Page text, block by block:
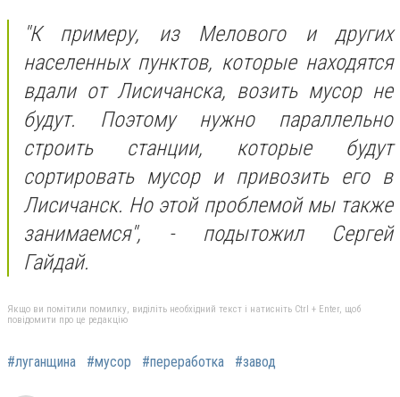
"К примеру, из Мелового и других
населенных пунктов, которые находятся
вдали от Лисичанска, возить мусор не
будут. Поэтому нужно параллельно
строить станции, которые будут
сортировать мусор и привозить его в
Лисичанск. Но этой проблемой мы также
занимаемся", - подытожил Сергей
Гайдай.
Якщо ви помітили помилку, виділіть необхідний текст і натисніть Ctrl + Enter, щоб
повідомити про це редакцію
#луганщина #мусор #переработка #завод